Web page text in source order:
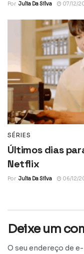
Por Julia Da Silva 07/12/
SÉRIES
Últimos dias
Netflix
Por Julia Da Silva 06/12/
Deixe um
O seu endereço de